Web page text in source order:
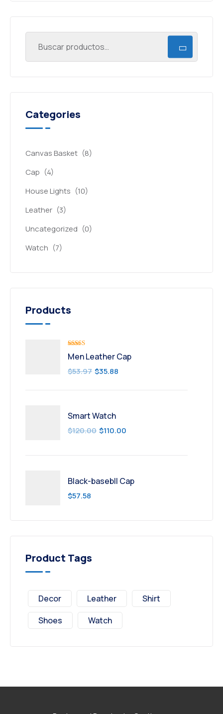
Categories
Canvas Basket (8)
Cap (4)
House Lights (10)
Leather (3)
Uncategorized (0)
Watch (7)
Products
Valorado
con5.00de
Men Leather Cap
$53.97 $35.88
Smart Watch
$120.00 $110.00
Black-basebll Cap
$57.58
Product Tags
Decor Leather
Shirt
Shoes
Watch